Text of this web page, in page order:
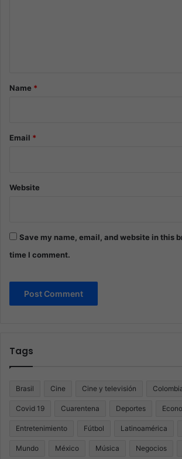
*Name *
Email *
Website
Save my name, email, and website in this
time I comment.
Tags
Brasil Cine Cine y televisión
Covid 19 Cuarentena Deportes
Entretenimiento Fútbol Latinoamérica
Mundo México Música Negocios